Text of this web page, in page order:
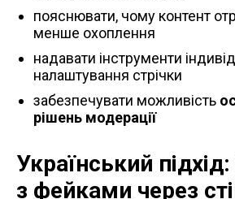
пояснювати, чому контент
менше охоплення
надавати інструменти
налаштування стрічки
забезпечувати можливість
рішень модерації
Український
з фейками через